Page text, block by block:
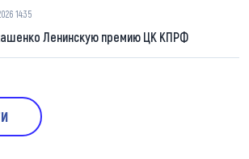
14:35
Ленинскую премию ЦК КПРФ